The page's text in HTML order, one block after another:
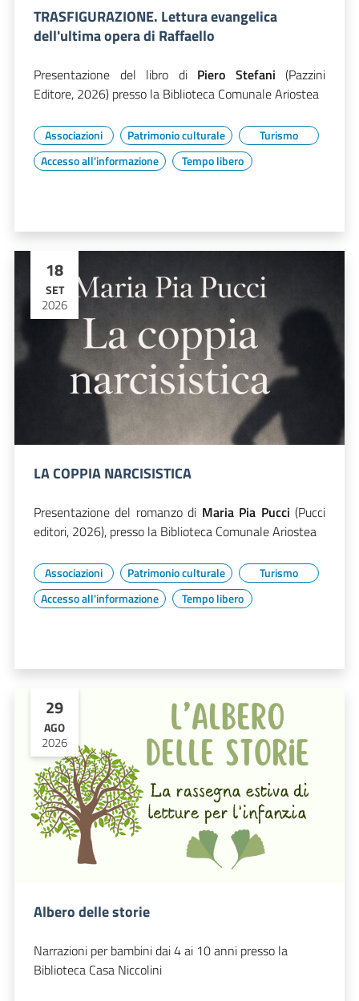
TRASFIGURAZIONE. Lettura evangelica
dell'ultima opera di Raffaello
Presentazione del libro di Piero Stefani (Pazzini
Editore, 2026) presso la Biblioteca Comunale Ariostea
Associazioni Patrimonio culturale
Turismo
Accesso all'informazione
Tempo libero
18
SET
2026
LA COPPIA NARCISISTICA
Presentazione del romanzo di Maria Pia Pucci (Pucci
editori, 2026), presso la Biblioteca Comunale Ariostea
Associazioni Patrimonio culturale
Turismo
Accesso all'informazione
Tempo libero
29
AGO
2026
Albero delle storie
Narrazioni per bambini dai 4 ai 10 anni presso la
Biblioteca Casa Niccolini